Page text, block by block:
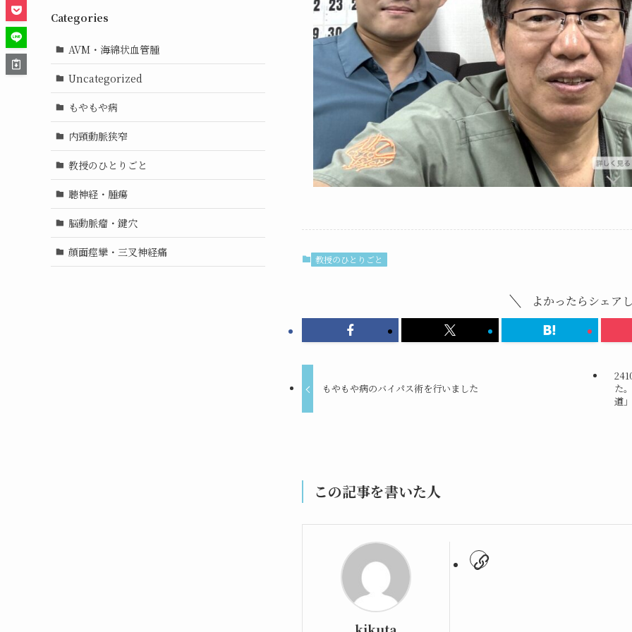
教授のひとりごと
よかったらシェア
もやもや病のバイパス術を行いました
た
道
この記事を書いた人
Categories
AVM・海綿状血管腫
Uncategorized
もやもや病
内頸動脈狭窄
教授のひとりごと
聴神経・腫瘍
脳動脈瘤・鍵穴
顔面痙攣・三叉神経痛